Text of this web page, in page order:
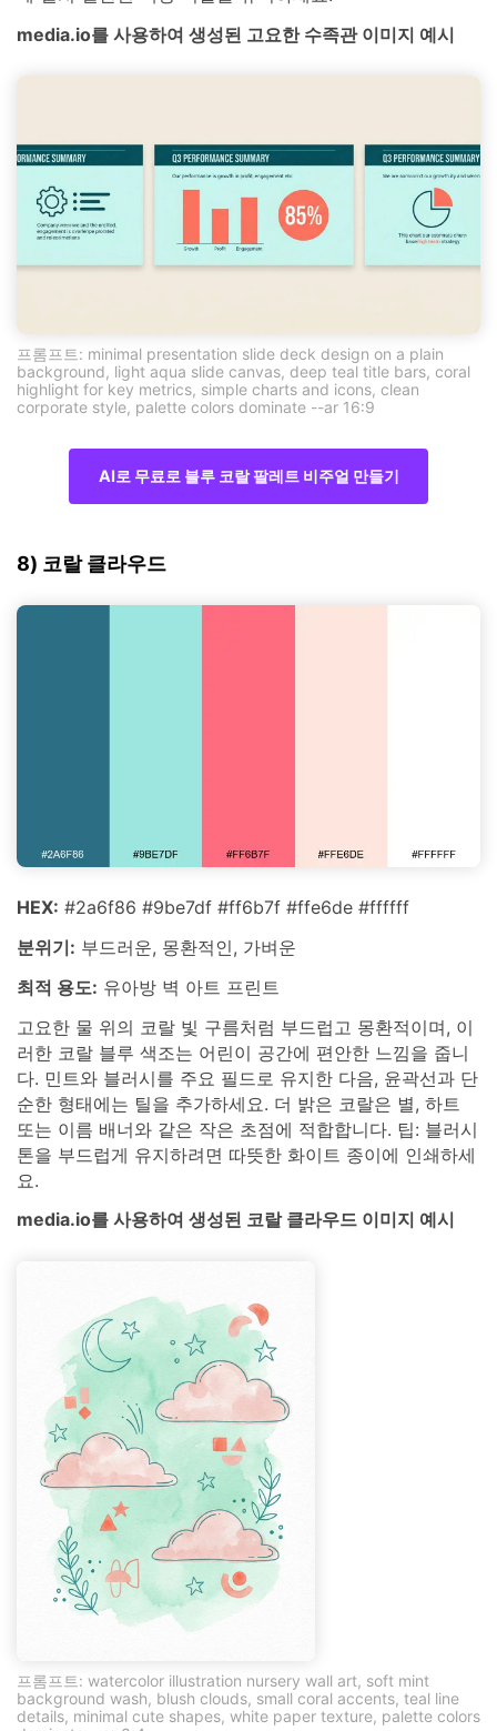
media.io를 사용하여 생성된 고요한 수족관 이미지 예시
프롬프트: minimal presentation slide deck design on a plain
background, light aqua slide canvas, deep teal title bars, coral
highlight for key metrics, simple charts and icons, clean
corporate style, palette colors dominate --ar 16:9
AI로 무료로 블루 코랄 팔레트 비주얼 만들기
8) 코랄 클라우드
HEX: #2a6f86 #9be7df #ff6b7f #ffe6de #ffffff
분위기: 부드러운, 몽환적인, 가벼운
최적 용도: 유아방 벽 아트 프린트
고요한 물 위의 코랄 빛 구름처럼 부드럽고 몽환적이며, 이
러한 코랄 블루 색조는 어린이 공간에 편안한 느낌을 줍니
다. 민트와 블러시를 주요 필드로 유지한 다음, 윤곽선과 단
순한 형태에는 틸을 추가하세요. 더 밝은 코랄은 별, 하트
또는 이름 배너와 같은 작은 초점에 적합합니다. 팁: 블러시
톤을 부드럽게 유지하려면 따뜻한 화이트 종이에 인쇄하세
요.
media.io를 사용하여 생성된 코랄 클라우드 이미지 예시
프롬프트: watercolor illustration nursery wall art, soft mint
background wash, blush clouds, small coral accents, teal line
details, minimal cute shapes, white paper texture, palette colors